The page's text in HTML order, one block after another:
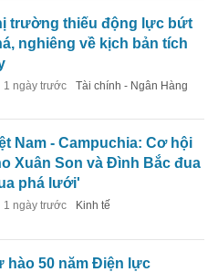
trường thiếu động lực bứt
nghiêng về kịch bản tích
1 ngày trước Tài chính - Ngân Hàng
Nam - Campuchia: Cơ hội
Xuân Son và Đình Bắc đua
phá lưới'
1 ngày trước Kinh tế
hào 50 năm Điện lực